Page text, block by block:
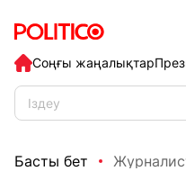
Соңғы жаңалықтар
Басты бет